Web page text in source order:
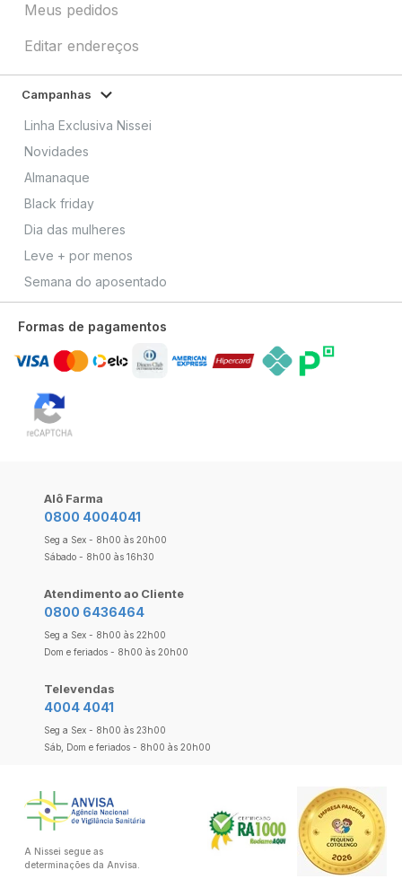
Meus pedidos
Editar endereços
Campanhas
Linha Exclusiva Nissei
Novidades
Almanaque
Black friday
Dia das mulheres
Leve + por menos
Semana do aposentado
Formas de pagamentos
Alô Farma
0800 4004041
Seg a Sex - 8h00 às 20h00
Sábado - 8h00 às 16h30
Atendimento ao Cliente
0800 6436464
Seg a Sex - 8h00 às 22h00
Dom e feriados - 8h00 às 20h00
Televendas
4004 4041
Seg a Sex - 8h00 às 23h00
Sáb, Dom e feriados - 8h00 às 20h00
A Nissei segue as
determinações da Anvisa.